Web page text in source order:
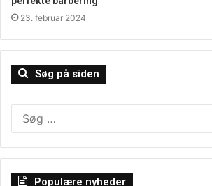
23. februar 2024
Søg på siden
Populære nyheder